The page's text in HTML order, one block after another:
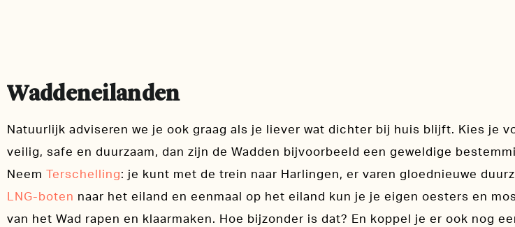
Waddeneilanden
Natuurlijk adviseren we je ook graag als je liever wat dichter bij huis blijft. Kies je
veilig, safe en duurzaam, dan zijn de Wadden bijvoorbeeld een geweldige
Neem Terschelling: je kunt met de trein naar Harlingen, er varen gloednieuwe
LNG-boten naar het eiland en eenmaal op het eiland kun je je eigen oesters en
van het Wad rapen en klaarmaken. Hoe bijzonder is dat? En koppel je er ook nog